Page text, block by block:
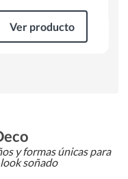
Ver producto
y formas únicas para
soñado